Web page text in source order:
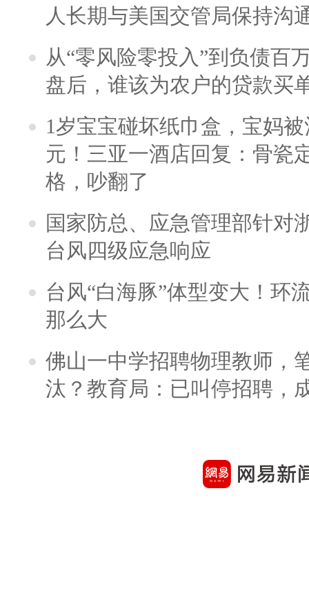
人长期与美国交管局保持沟
从“零风险零投入”到负债百
盘后，谁该为农户的贷款买
1岁宝宝碰坏纸巾盒，宝妈
元！三亚一酒店回复：骨瓷
格，吵翻了
国家防总、应急管理部针对
台风四级应急响应
台风“白海豚”体型变大！环
那么大
佛山一中学招聘物理教师，
汰？教育局：已叫停招聘，